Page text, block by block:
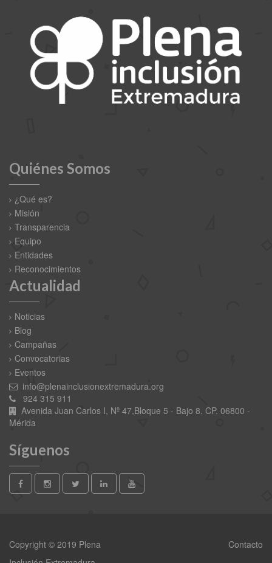
Quiénes Somos
¿Qué es?
Misión
Transparencia
Equipo
Entidades
Reconocimientos
Actualidad
Noticias
Blog
Campañas
Convocatorias
Eventos
info@plenainclusionextremadura.org
924 315 911
Avenida Juan Carlos I, Nº 47,Bloque 5 - Bajo 8. CP. 06800 -
Mérida
Síguenos
Copyright © 2019 Plena
Contacto